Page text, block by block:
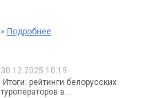
» Подробнее
30.12.2025 10:19
Итоги: рейтинги белорусских
туроператоров в...